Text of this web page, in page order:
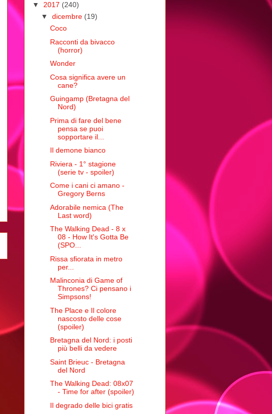
▼ 2017 (240)
▼ dicembre (19)
Coco
Racconti da bivacco
(horror)
Wonder
Cosa significa avere un
cane?
Guingamp (Bretagna del
Nord)
Prima di fare del bene
pensa se puoi
sopportare il...
Il demone bianco
Riviera - 1° stagione
(serie tv - spoiler)
Come i cani ci amano -
Gregory Berns
Adorabile nemica (The
Last word)
The Walking Dead - 8 x
08 - How It's Gotta Be
(SPO...
Rissa sfiorata in metro
per...
Malinconia di Game of
Thrones? Ci pensano i
Simpsons!
The Place e Il colore
nascosto delle cose
(spoiler)
Bretagna del Nord: i posti
più belli da vedere
Saint Brieuc - Bretagna
del Nord
The Walking Dead: 08x07
- Time for after (spoiler)
Il degrado delle bici gratis